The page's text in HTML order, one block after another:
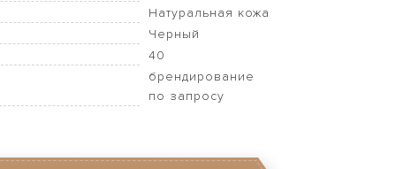
Натуральная кожа
Черный
40
брендирование
по запросу